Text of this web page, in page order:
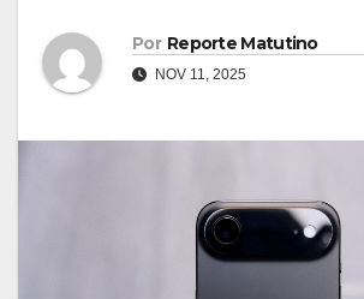
Por Reporte Matutino
NOV 11, 2025